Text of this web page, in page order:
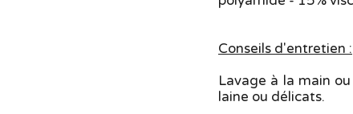
Conseils d'entretien :
Lavage à la main
laine ou délicats.